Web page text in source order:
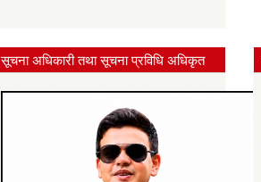
सूचना अधिकारी तथा सूचना प्रविधि अधिकृत